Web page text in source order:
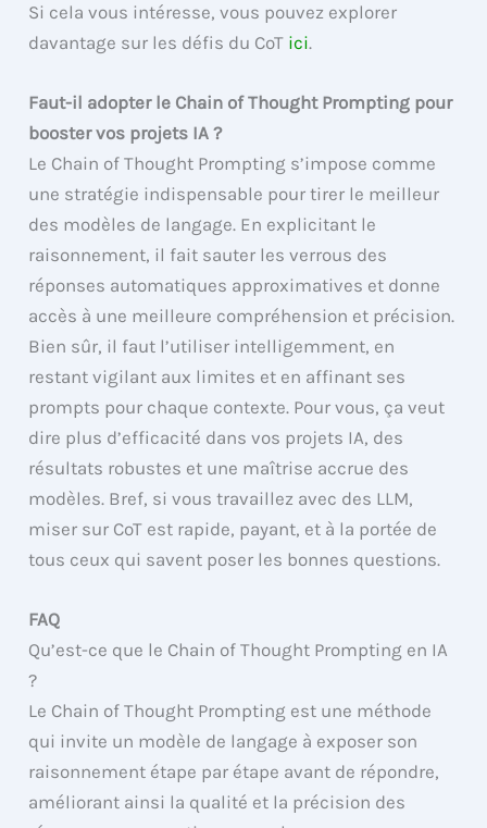
Si cela vous intéresse, vous pouvez explorer
davantage sur les défis du CoT ici.
Faut-il adopter le Chain of Thought Prompting pour
booster vos projets IA ?
Le Chain of Thought Prompting s’impose comme
une stratégie indispensable pour tirer le meilleur
des modèles de langage. En explicitant le
raisonnement, il fait sauter les verrous des
réponses automatiques approximatives et donne
accès à une meilleure compréhension et précision.
Bien sûr, il faut l’utiliser intelligemment, en
restant vigilant aux limites et en affinant ses
prompts pour chaque contexte. Pour vous, ça veut
dire plus d’efficacité dans vos projets IA, des
résultats robustes et une maîtrise accrue des
modèles. Bref, si vous travaillez avec des LLM,
miser sur CoT est rapide, payant, et à la portée de
tous ceux qui savent poser les bonnes questions.
FAQ
Qu’est-ce que le Chain of Thought Prompting en IA
?
Le Chain of Thought Prompting est une méthode
qui invite un modèle de langage à exposer son
raisonnement étape par étape avant de répondre,
améliorant ainsi la qualité et la précision des